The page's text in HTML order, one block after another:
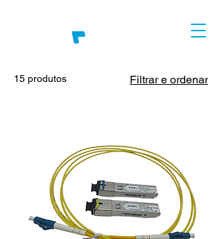
15 produtos Filtrar e ordenar